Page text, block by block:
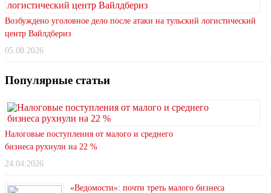
Возбуждено уголовное дело после атаки на тульский логистический
центр Вайлдбериз
05.08.2026
Популярные статьи
Налоговые поступления от малого и среднего
бизнеса рухнули на 22 %
24.04.2026
«Ведомости»: почти треть малого бизнеса